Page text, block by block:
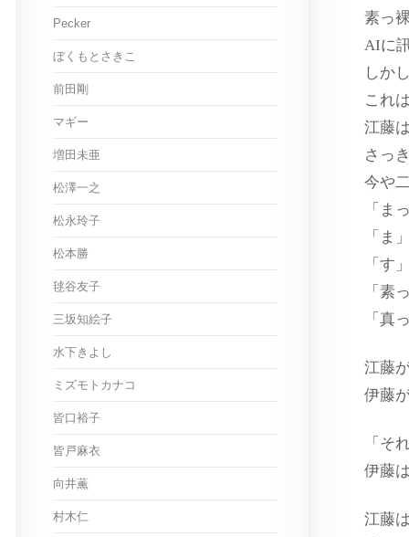
素っ
AIに
しか
これ
江藤
さっ
今や
「ま
「ま
「す
「素
「真
江藤
伊藤
「そ
伊藤
江藤
Pecker
ぼくもとさきこ
前田剛
マギー
増田未亜
松澤一之
松永玲子
松本勝
毬谷友子
三坂知絵子
水下きよし
ミズモトカナコ
皆口裕子
皆戸麻衣
向井薫
村木仁